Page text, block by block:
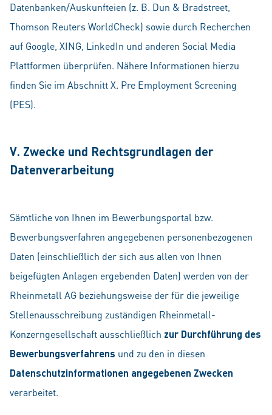
Datenbanken/Auskunfteien (z. B. Dun & Bradstreet,
Thomson Reuters WorldCheck) sowie durch Recherchen
auf Google, XING, LinkedIn und anderen Social Media
Plattformen überprüfen. Nähere Informationen hierzu
finden Sie im Abschnitt X. Pre Employment Screening
(PES).
V. Zwecke und Rechtsgrundlagen der
Datenverarbeitung
Sämtliche von Ihnen im Bewerbungsportal bzw.
Bewerbungsverfahren angegebenen personenbezogenen
Daten (einschließlich der sich aus allen von Ihnen
beigefügten Anlagen ergebenden Daten) werden von der
Rheinmetall AG beziehungsweise der für die jeweilige
Stellenausschreibung zuständigen Rheinmetall-
Konzerngesellschaft ausschließlich zur Durchführung des
Bewerbungsverfahrens und zu den in diesen
Datenschutzinformationen angegebenen Zwecken
verarbeitet.